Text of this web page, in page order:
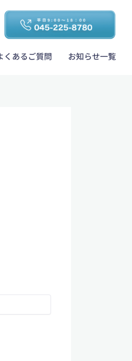
くあるご質問
お知らせ一覧